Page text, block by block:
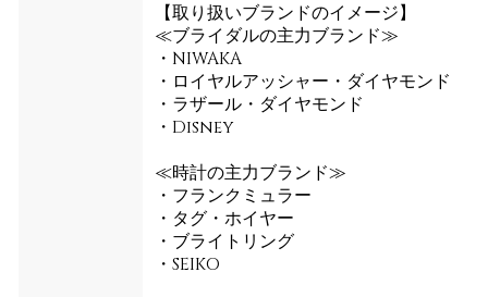
【取り扱いブランドのイメージ】
≪ブライダルの主力ブランド≫
・NIWAKA
・ロイヤルアッシャー・ダイヤモンド
・ラザール・ダイヤモンド
・Disney
≪時計の主力ブランド≫
・フランクミュラー
・タグ・ホイヤー
・ブライトリング
・SEIKO